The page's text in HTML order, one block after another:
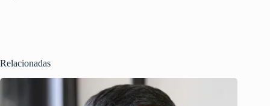
Relacionadas